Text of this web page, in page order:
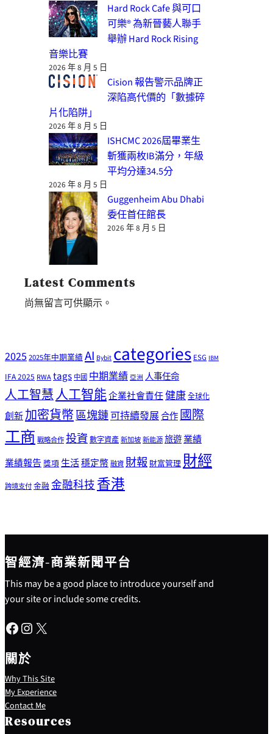
Hard Rock Cafe 與可口
可樂® 為新晉藝人聯手
舉辦 Hard Rock Rising
音樂比賽
2026 年 8 月 5 日
Cision 報告警示品牌正
深陷高代價的「數據碎
片化陷阱」
2026 年 8 月 5 日
ISHCMC 2026屆畢業生
斬獲兩枚IB滿分，年級
平均分達34.5分
2026 年 8 月 5 日
Guggenheim Abu Dhabi
委任首任館長
2026 年 8 月 5 日
Latest Comments
尚無留言可供顯示。
20252025年中期業績AI Bybitcategories ESG IBM
IFA 2025 RWAtags 中國 中期業績 亞洲 人事任命
人工智慧人工智能企業社會責任健康全球化
創新加密貨幣區塊鏈可持續發展合作國際
工商 戰略合作投資數字資產新加坡新能源旅遊業績
業績報告 獎項生活穩定幣融資 財報 財富管理財經
跨境支付金融 金融科技香港
智經濟-商業新聞平台
This may be a good place to introduce yourself and
your site or include some credits.
Facebook Instagram X
關於
Why This Site
My Experience
Contact Me
Resources